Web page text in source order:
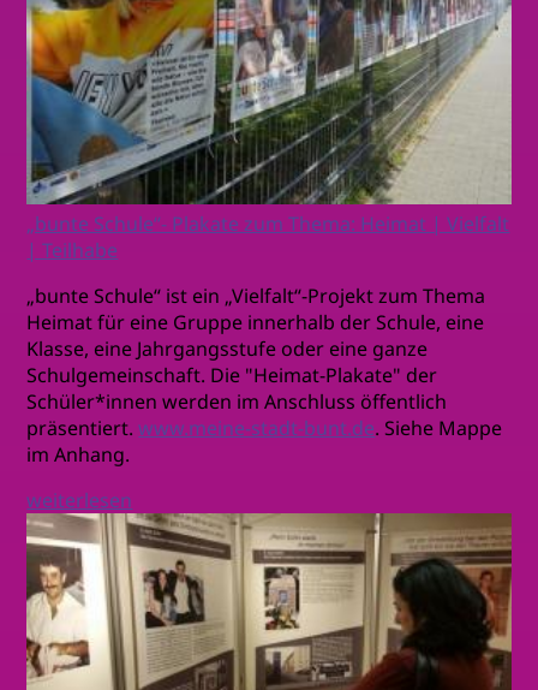
„bunte Schule“- Plakate zum Thema: Heimat | Vielfalt
| Teilhabe
„bunte Schule“ ist ein „Vielfalt“-Projekt zum Thema
Heimat für eine Gruppe innerhalb der Schule, eine
Klasse, eine Jahrgangsstufe oder eine ganze
Schulgemeinschaft. Die "Heimat-Plakate" der
Schüler*innen werden im Anschluss öffentlich
präsentiert.www.meine-stadt-bunt.de. Siehe Mappe
im Anhang.
weiterlesen